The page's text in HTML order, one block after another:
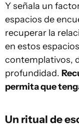
Y señala un
espacios de
recuperar la
en estos
contemplativos,
profundidad.
permita que
Un ritual de